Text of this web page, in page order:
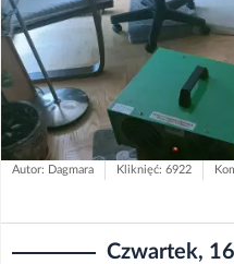
Autor: Dagmara Kliknięć: 6922
Czwartek,